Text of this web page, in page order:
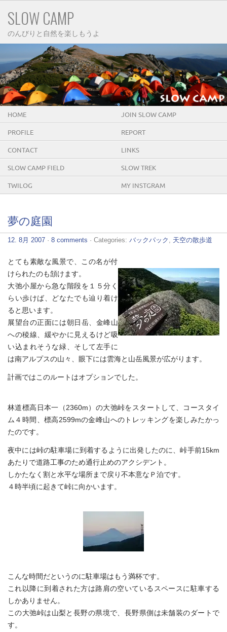
SLOW CAMP
のんびりと自然を楽しもうよ
HOME JOIN SLOW CAMP
PROFILE REPORT
CONTACT LINKS
SLOW CAMP FIELD SLOW TREK
TWILOG MY INSTGRAM
夢の庭園
12. 8月 2007 · 8 comments · Categories: バックパック 天空の散歩道
とても素敵な風景で、この名が付
けられたのも頷けます。
大弛小屋から急な階段を１５分く
らい歩けば、どなたでも辿り着け
ると思います。
展望台の正面には朝日岳、金峰山
への稜線、緩やかに見えるけど吸
い込まれそうな緑、そして左手に
は南アルプスの山々、眼下には雲海と山岳風景が広がります。
計画ではこのルートはオプションでした。
林道標高日本一（2360m）の大弛峠をスタートして、コースタイ
ム４時間、標高2599mの金峰山へのトレッキングを楽しみたかっ
たのです。
夜中には峠の駐車場に到着するように出発したのに、峠手前15km
あたりで道路工事のため通行止めのアクシデント。
しかたなく割と水平な場所まで戻り不本意なＰ泊です。
４時半頃に起きて峠に向かいます。
こんな時間だというのに駐車場はもう満杯です。
これ以降に到着された方は路肩の空いているスペースに駐車する
しかありません。
この大弛峠は山梨と長野の県境で、長野県側は未舗装のダートで
す。